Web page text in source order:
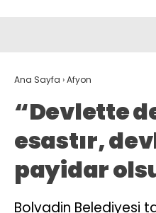
Ana Sayfa ›Afyon
“Devlette
esastır,
payidar
Bolvadin Belediyesi